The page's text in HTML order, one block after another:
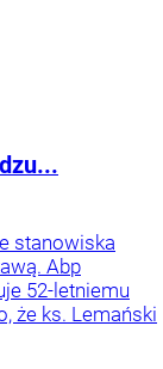
stanowiska
Abp
52-letniemu
że ks. Lemański